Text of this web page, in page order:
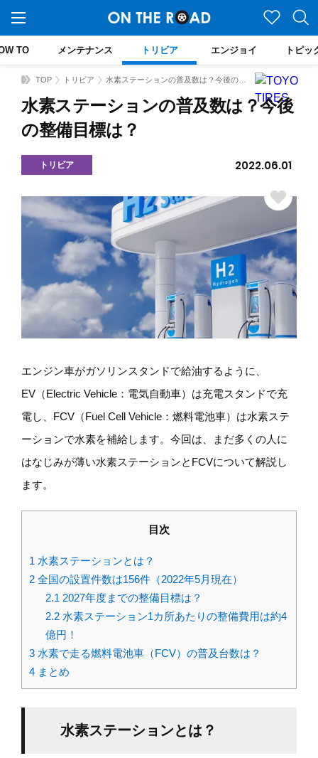
TO メンテナンス トリビア エンジョイ トピッ
TOP トリビア
水素ステーションの普及数は？今後
の整備目標は？
トリビア 2022.06.01
エンジン車がガソリンスタンドで給油するように、
EV（Electric Vehicle：電気自動車）は充電スタンドで充
電し、FCV（Fuel Cell Vehicle：燃料電池車）は水素ステ
ーションで水素を補給します。今回は、まだ多くの人に
はなじみが薄い水素ステーションとFCVについて解説し
ます。
目次
1 水素ステーションとは？
2 全国の設置件数は156件（2022年5月現在）
2.1 2027年度までの整備目標は？
2.2水素ステーション1カ所あたりの整備費用は約4
億円！
3 水素で走る燃料電池車（FCV）の普及台数は？
4 まとめ
水素ステーションとは？